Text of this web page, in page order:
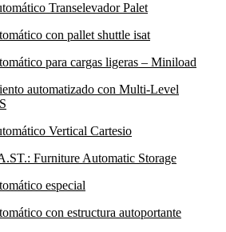
Transelevador Palet
con pallet shuttle isat
para cargas ligeras – Miniload
automatizado con Multi-Level
Vertical Cartesio
Furniture Automatic Storage
especial
con estructura autoportante